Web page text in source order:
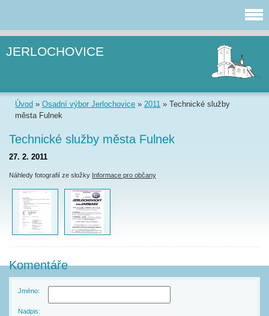
JERLOCHOVICE
Úvod » Osadní výbor Jerlochovice » 2011 » Technické služby
města Fulnek
Technické služby města Fulnek
27. 2. 2011
Náhledy fotografií ze složky Informace pro občany
Komentáře
Jméno:
Nadpis: